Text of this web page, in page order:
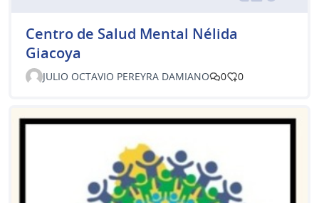
Centro de Salud Mental Nélida
Giacoya
JULIO OCTAVIO PEREYRA DAMIANO 0 0